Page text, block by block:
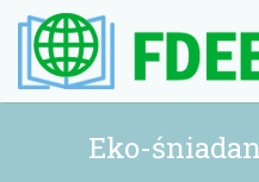
Eko-